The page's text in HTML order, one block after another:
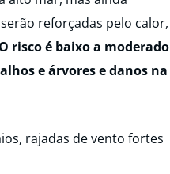
reforçadas pelo calor,
O risco é baixo a moderado
e árvores e danos na
rajadas de vento fortes